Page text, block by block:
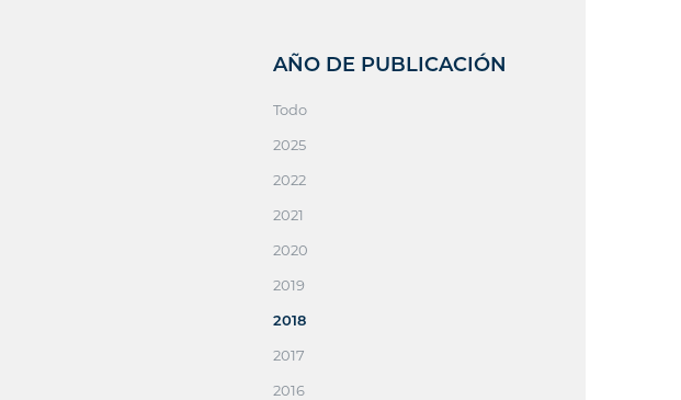
AÑO DE PUBLICACIÓN
Todo
2025
2022
2021
2020
2019
2018
2017
2016